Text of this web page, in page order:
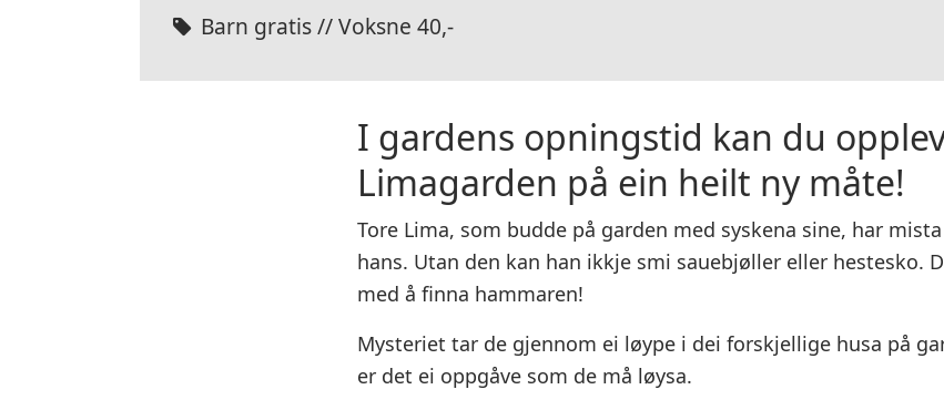
Barn gratis // Voksne 40,-
I gardens opningstid kan du
Limagarden på ein heilt ny måte!
Tore Lima, som budde på garden med syskena sine, har
hans. Utan den kan han ikkje smi sauebjøller eller hestesko.
med å finna hammaren!
Mysteriet tar de gjennom ei løype i dei forskjellige husa på
er det ei oppgåve som de må løysa.